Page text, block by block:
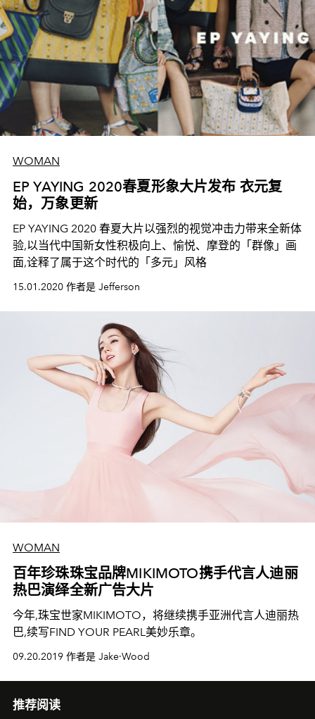
WOMAN
EP YAYING 2020春夏形象大片发布 衣元复
始，万象更新
EP YAYING 2020 春夏大片以强烈的视觉冲击力带来全新体
验,以当代中国新女性积极向上、愉悦、摩登的「群像」画
面,诠释了属于这个时代的「多元」风格
15.01.2020 作者是 Jefferson
WOMAN
百年珍珠珠宝品牌MIKIMOTO携手代言人迪丽
热巴演绎全新广告大片
今年,珠宝世家MIKIMOTO，将继续携手亚洲代言人迪丽热
巴,续写FIND YOUR PEARL美妙乐章。
09.20.2019 作者是 Jake·Wood
推荐阅读